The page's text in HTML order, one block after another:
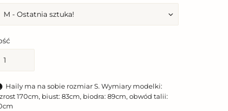
Haily ma na sobie rozmiar S. Wymiary modelki:
170cm, biust: 83cm, biodra: 89cm, obwód talii: